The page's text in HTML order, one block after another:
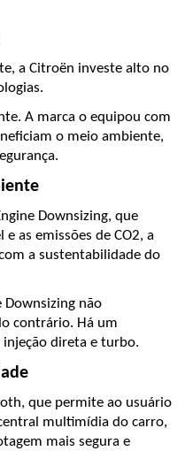
a Citroën investe alto no
A marca o equipou com
o meio ambiente,
Downsizing, que
as emissões de CO2, a
a sustentabilidade do
Downsizing não
contrário. Há um
direta e turbo.
que permite ao usuário
multimídia do carro,
mais segura e